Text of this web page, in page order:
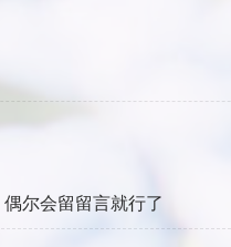
尔会留留言就行了